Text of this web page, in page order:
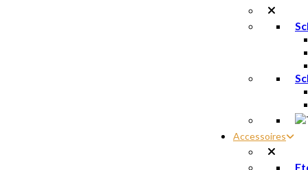
Accessoires